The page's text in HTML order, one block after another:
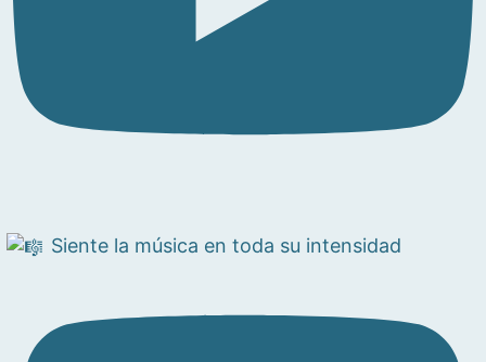
Siente la música en toda su intensidad